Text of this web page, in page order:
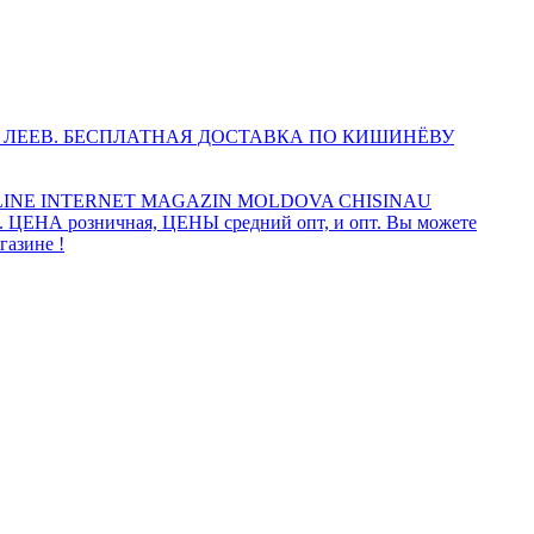
БЕСПЛАТНАЯ ДОСТАВКА ПО КИШИНЁВУ
MAGAZIN MOLDOVA CHISINAU
ЦЕНА розничная, ЦЕНЫ средний опт, и опт. Вы можете
!